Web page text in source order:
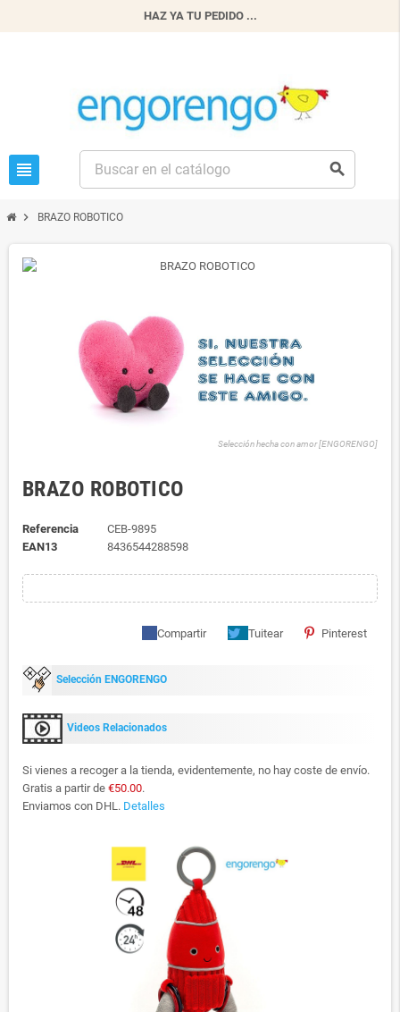
HAZ YA TU PEDIDO ...
view_headline search
chevron_right BRAZO ROBOTICO
Selección hecha con amor [ENGORENGO]
BRAZO ROBOTICO
Referencia
CEB-9895
EAN13
8436544288598
Compartir Tuitear Pinterest
Selección ENGORENGO
Videos Relacionados
Si vienes a recoger a la tienda, evidentemente, no hay coste de envío.
Gratis a partir de €50.00.
Enviamos con DHL. Detalles